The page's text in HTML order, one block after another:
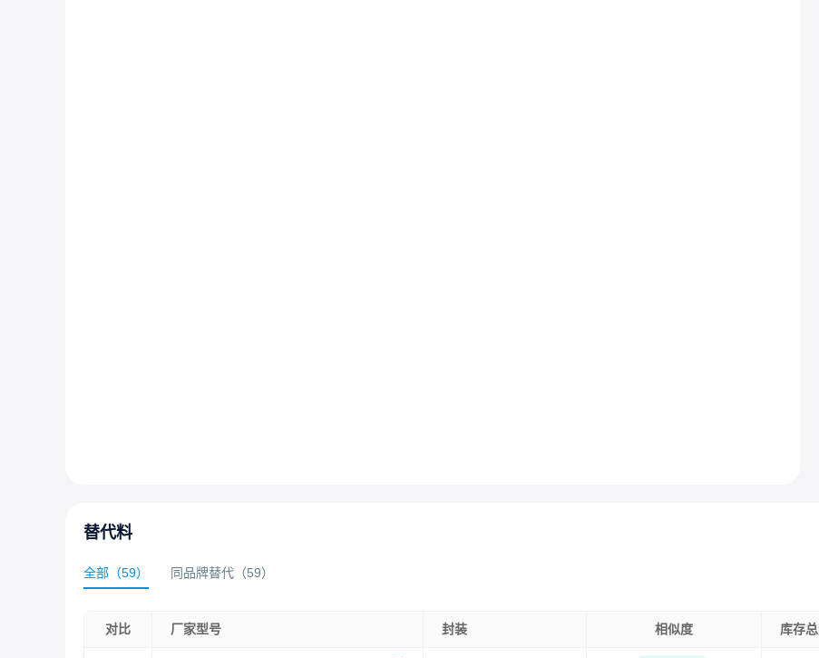
替代料
全部 （59） 同品牌替代 （59）
对比 厂家型号 封装 相似度 库存